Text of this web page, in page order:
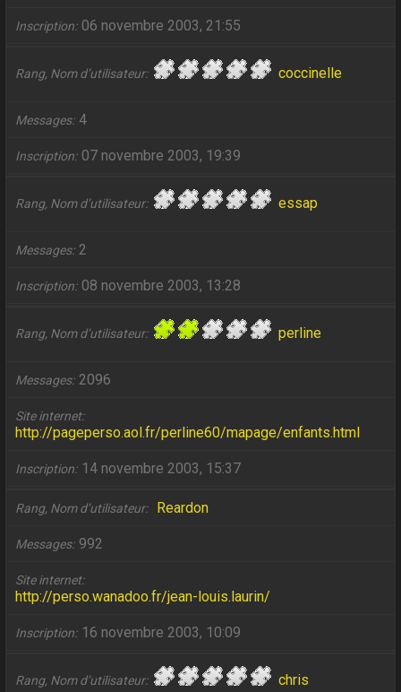
Inscription 06 novembre 2003, 21:55
Rang, Nom d’utilisateur coccinelle
Messages 4
Inscription 07 novembre 2003, 19:39
Rang, Nom d’utilisateur essap
Messages 2
Inscription 08 novembre 2003, 13:28
Rang, Nom d’utilisateur perline
Messages 2096
Site internet
http://pageperso.aol.fr/perline60/mapage/enfants.html
Inscription 14 novembre 2003, 15:37
Rang, Nom d’utilisateur Reardon
Messages 992
Site internet
http://perso.wanadoo.fr/jean-louis.laurin/
Inscription 16 novembre 2003, 10:09
Rang, Nom d’utilisateur chris